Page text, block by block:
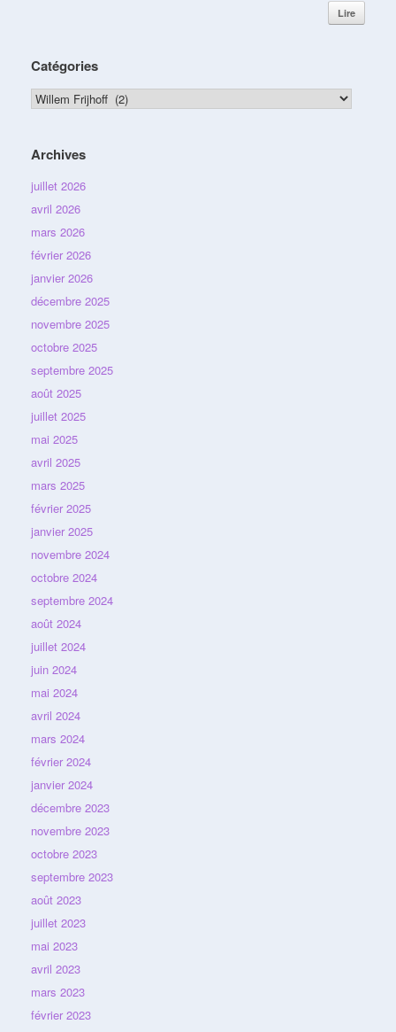
Lire
Catégories
Catégories
Archives
juillet 2026
avril 2026
mars 2026
février 2026
janvier 2026
décembre 2025
novembre 2025
octobre 2025
septembre 2025
août 2025
juillet 2025
mai 2025
avril 2025
mars 2025
février 2025
janvier 2025
novembre 2024
octobre 2024
septembre 2024
août 2024
juillet 2024
juin 2024
mai 2024
avril 2024
mars 2024
février 2024
janvier 2024
décembre 2023
novembre 2023
octobre 2023
septembre 2023
août 2023
juillet 2023
mai 2023
avril 2023
mars 2023
février 2023